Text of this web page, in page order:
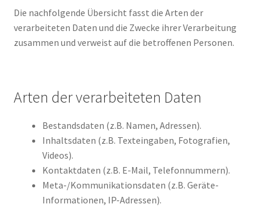
Die nachfolgende Übersicht fasst die Arten der
verarbeiteten Daten und die Zwecke ihrer Verarbeitung
zusammen und verweist auf die betroffenen Personen.
Arten der verarbeiteten Daten
Bestandsdaten (z.B. Namen, Adressen).
Inhaltsdaten (z.B. Texteingaben, Fotografien,
Videos).
Kontaktdaten (z.B. E-Mail, Telefonnummern).
Meta-/Kommunikationsdaten (z.B. Geräte-
Informationen, IP-Adressen).